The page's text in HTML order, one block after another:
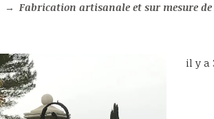
→ Fabrication artisanale et sur mesure
il y a